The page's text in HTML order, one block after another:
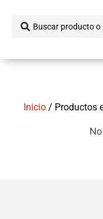
Inicio / Productos